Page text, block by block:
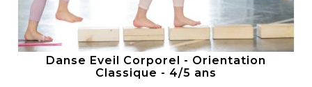
Danse Eveil Corporel - Orientation
Classique - 4/5 ans